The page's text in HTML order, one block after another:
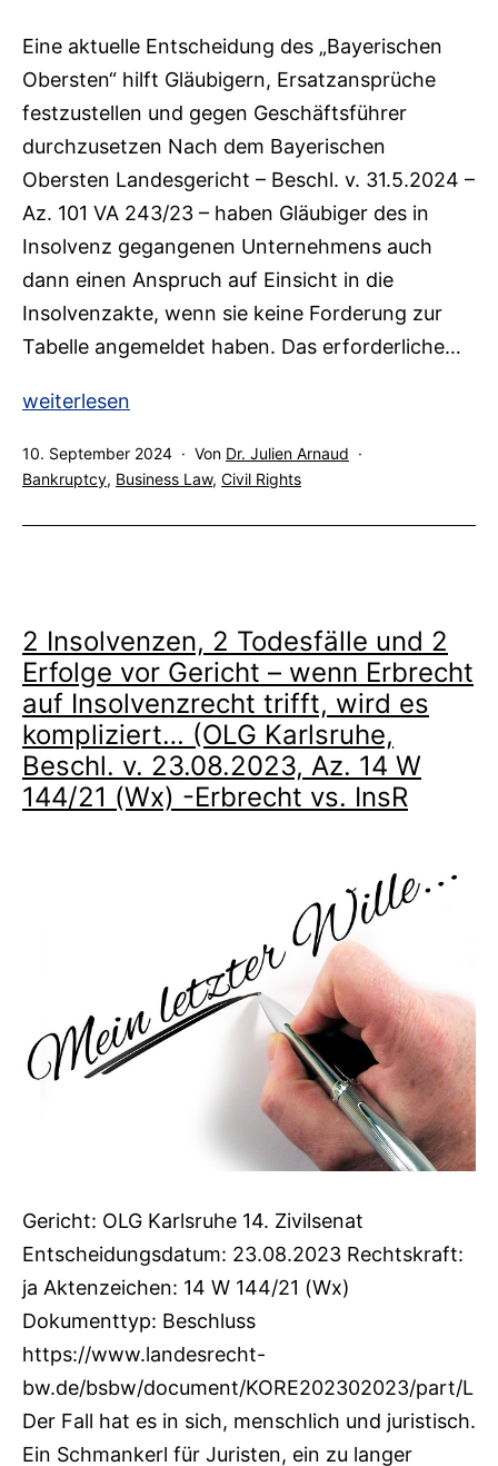
Eine aktuelle Entscheidung des „Bayerischen
Obersten“ hilft Gläubigern, Ersatzansprüche
festzustellen und gegen Geschäftsführer
durchzusetzen Nach dem Bayerischen
Obersten Landesgericht – Beschl. v. 31.5.2024 –
Az. 101 VA 243/23 – haben Gläubiger des in
Insolvenz gegangenen Unternehmens auch
dann einen Anspruch auf Einsicht in die
Insolvenzakte, wenn sie keine Forderung zur
Tabelle angemeldet haben. Das erforderliche…
Leichtere
von
Schadensersatz
gegen
weiterlesen
Veröffentlicht
am
10. September 2024 Von Dr. Julien Arnaud
Kategorisiert
Bankruptcy, Business Law, Civil Rights
2 Insolvenzen, 2 Todesfälle und 2
Erfolge vor Gericht – wenn Erbrecht
auf Insolvenzrecht trifft, wird es
kompliziert… (OLG Karlsruhe,
Beschl. v. 23.08.2023, Az. 14 W
144/21 (Wx) -Erbrecht vs. InsR
Gericht: OLG Karlsruhe 14. Zivilsenat
Entscheidungsdatum: 23.08.2023 Rechtskraft:
ja Aktenzeichen: 14 W 144/21 (Wx)
Dokumenttyp: Beschluss
https://www.landesrecht-
bw.de/bsbw/document/KORE202302023/part/L
Der Fall hat es in sich, menschlich und juristisch.
Ein Schmankerl für Juristen, ein zu langer